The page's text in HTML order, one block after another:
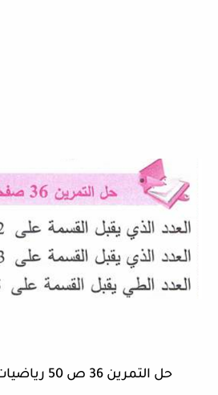
حل التمرين 36 ص 50 رياضيات سنة 1 متوسط